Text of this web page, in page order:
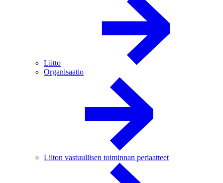
Liitto
Organisaatio
Liiton vastuullisen toiminnan periaatteet